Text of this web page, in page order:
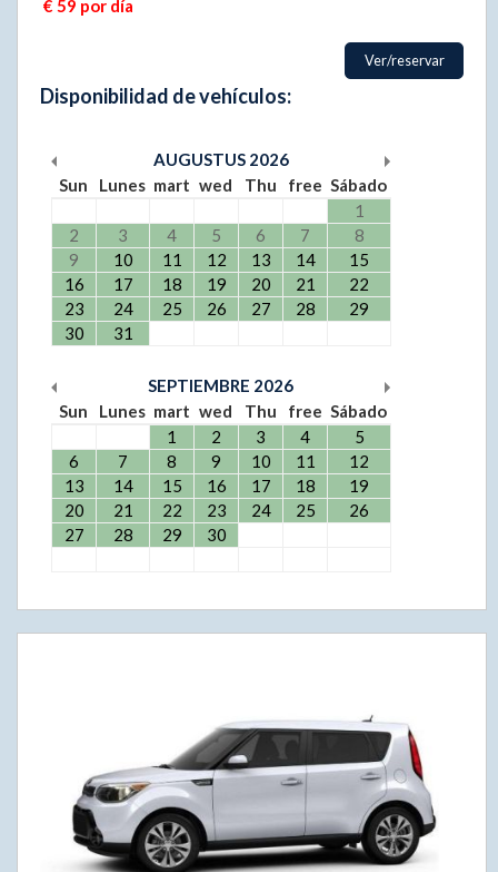
€ 59 por día
Ver/reservar
Disponibilidad de vehículos:
AUGUSTUS 2026
Sun
Lunes mart wed Thu free Sábado
1
2
3 4 5 6 7
8
9
10 11 12 13 14
15
16
17 18 19 20 21
22
23
24 25 26 27 28
29
30
31
SEPTIEMBRE 2026
Sun
Lunes mart wed Thu free Sábado
1
2 3 4
5
6
7 8 9 10 11
12
13
14 15 16 17 18
19
20
21 22 23 24 25
26
27
28 29 30